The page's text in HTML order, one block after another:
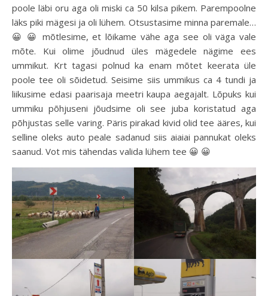
poole läbi oru aga oli miski ca 50 kilsa pikem. Parempoolne
läks piki mägesi ja oli lühem. Otsustasime minna paremale…
😀 😀 mõtlesime, et lõikame vähe aga see oli väga vale
mõte. Kui olime jõudnud üles mägedele nägime ees
ummikut. Krt tagasi polnud ka enam mõtet keerata üle
poole tee oli sõidetud. Seisime siis ummikus ca 4 tundi ja
liikusime edasi paarisaja meetri kaupa aegajalt. Lõpuks kui
ummiku põhjuseni jõudsime oli see juba koristatud aga
põhjustas selle varing. Päris pirakad kivid olid tee ääres, kui
selline oleks auto peale sadanud siis aiaiai pannukat oleks
saanud. Vot mis tähendas valida lühem tee 😀 😀